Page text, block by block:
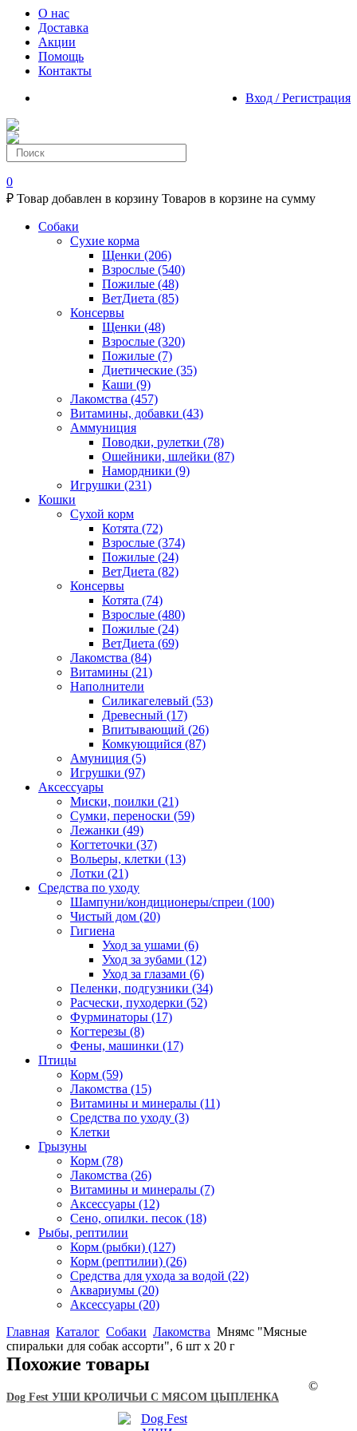
О нас
Доставка
Акции
Помощь
Контакты
Вход / Регистрация
0
₽ Товар добавлен в корзину Товаров в корзине на сумму
Собаки
Сухие корма
Щенки (206)
Взрослые (540)
Пожилые (48)
ВетДиета (85)
Консервы
Щенки (48)
Взрослые (320)
Пожилые (7)
Диетические (35)
Каши (9)
Лакомства (457)
Витамины, добавки (43)
Аммуниция
Поводки, рулетки (78)
Ошейники, шлейки (87)
Намордники (9)
Игрушки (231)
Кошки
Сухой корм
Котята (72)
Взрослые (374)
Пожилые (24)
ВетДиета (82)
Консервы
Котята (74)
Взрослые (480)
Пожилые (24)
ВетДиета (69)
Лакомства (84)
Витамины (21)
Наполнители
Силикагелевый (53)
Древесный (17)
Впитывающий (26)
Комкующийся (87)
Амуниция (5)
Игрушки (97)
Аксессуары
Миски, поилки (21)
Сумки, переноски (59)
Лежанки (49)
Когтеточки (37)
Вольеры, клетки (13)
Лотки (21)
Средства по уходу
Шампуни/кондиционеры/спреи (100)
Чистый дом (20)
Гигиена
Уход за ушами (6)
Уход за зубами (12)
Уход за глазами (6)
Пеленки, подгузники (34)
Расчески, пуходерки (52)
Фурминаторы (17)
Когтерезы (8)
Фены, машинки (17)
Птицы
Корм (59)
Лакомства (15)
Витамины и минералы (11)
Средства по уходу (3)
Клетки
Грызуны
Корм (78)
Лакомства (26)
Витамины и минералы (7)
Аксессуары (12)
Сено, опилки. песок (18)
Рыбы, рептилии
Корм (рыбки) (127)
Корм (рептилии) (26)
Средства для ухода за водой (22)
Аквариумы (20)
Аксессуары (20)
Главная Каталог Собаки Лакомства Мнямс "Мясные
спиральки для собак ассорти", 6 шт х 20 г
Похожие товары
Dog Fest УШИ КРОЛИЧЬИ С МЯСОМ ЦЫПЛЕНКА
©